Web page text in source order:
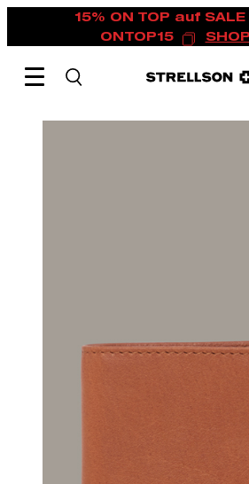
15% ON TOP auf SALE
ONTOP15